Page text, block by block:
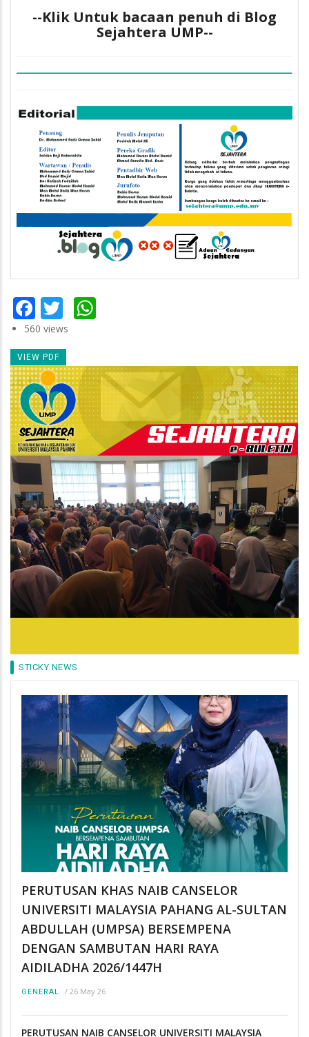
--Klik Untuk bacaan penuh di Blog
Sejahtera UMP--
Facebook
Twitter
560 views
VIEW PDF
Newsletter
Image
STICKY NEWS
PERUTUSAN KHAS NAIB CANSELOR
UNIVERSITI MALAYSIA PAHANG AL-SULTAN
ABDULLAH (UMPSA) BERSEMPENA
DENGAN SAMBUTAN HARI RAYA
AIDILADHA 2026/1447H
GENERAL / 26 May 26
PERUTUSAN NAIB CANSELOR UNIVERSITI MALAYSIA